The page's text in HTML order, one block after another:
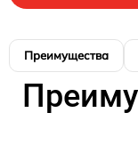
Преимущества